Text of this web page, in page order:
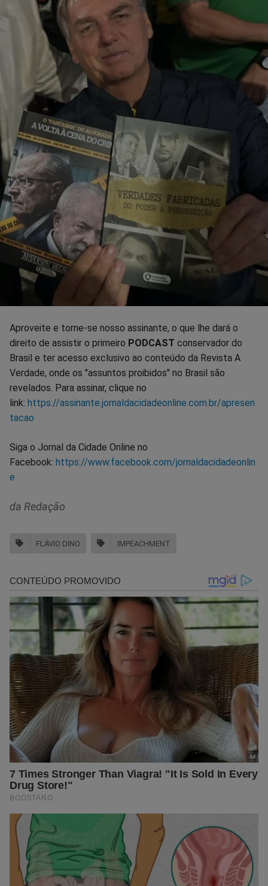
Aproveite e torne-se nosso assinante, o que lhe dará o
direito de assistir o primeiro PODCAST conservador do
Brasil e ter acesso exclusivo ao conteúdo da Revista A
Verdade, onde os "assuntos proibidos" no Brasil são
revelados. Para assinar, clique no
link: https://assinante.jornaldacidadeonline.com.br/apresen
tacao
Siga o Jornal da Cidade Online no
Facebook: https://www.facebook.com/jornaldacidadeonlin
e
da Redação
FLÁVIO DINO IMPEACHMENT